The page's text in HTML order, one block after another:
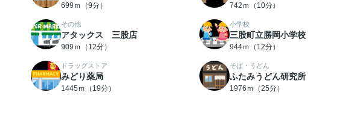
699ｍ（9分） 742ｍ（10分）
その他
アタックス 三股店
909ｍ（12分）
小学校
三股町立勝岡小学校
944ｍ（12分）
ドラッグストア
みどり薬局
1445ｍ（19分）
そば・うどん
ふたみうどん研究所
1976ｍ（25分）